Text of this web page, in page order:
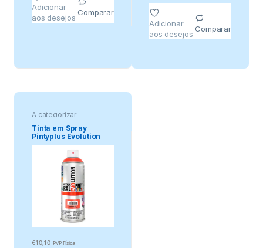
Adicionar
aos desejos
Comparar
Adicionar
aos desejos
Comparar
A categorizar
Tinta em Spray
Pintyplus Evolution
520cc Fluor.
€10,10 PVP Física